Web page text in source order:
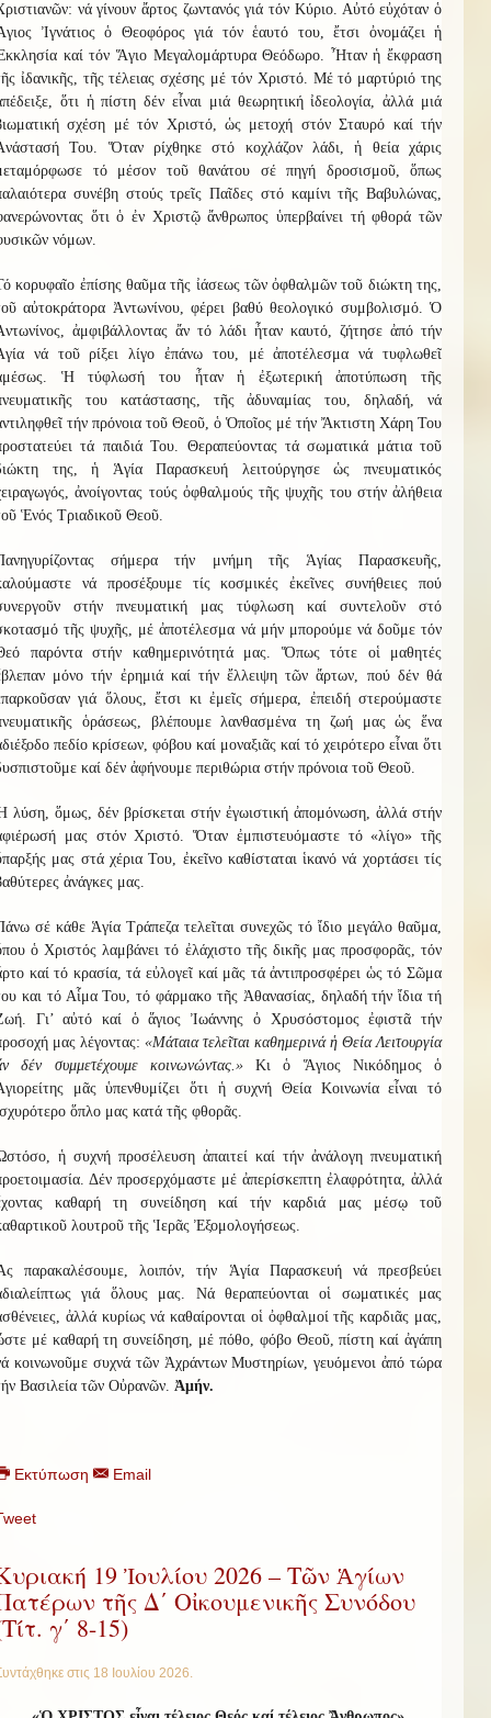
νά γίνουν ἄρτος ζωντανός γιά τόν Κύριο. Αὐτό εὐχόταν ὁ
Ἰγνάτιος ὁ Θεοφόρος γιά τόν ἑαυτό του, ἔτσι ὀνομάζει ἡ
καί τόν Ἅγιο Μεγαλομάρτυρα Θεόδωρο. Ἦταν ἡ ἔκφραση
ἰδανικῆς, τῆς τέλειας σχέσης μέ τόν Χριστό. Μέ τό μαρτύριό της
ὅτι ἡ πίστη δέν εἶναι μιά θεωρητική ἰδεολογία, ἀλλά μιά
σχέση μέ τόν Χριστό, ὡς μετοχή στόν Σταυρό καί τήν
Του. Ὅταν ρίχθηκε στό κοχλάζον λάδι, ἡ θεία χάρις
τό μέσον τοῦ θανάτου σέ πηγή δροσισμοῦ, ὅπως
συνέβη στούς τρεῖς Παῖδες στό καμίνι τῆς Βαβυλώνας,
ὅτι ὁ ἐν Χριστῷ ἄνθρωπος ὑπερβαίνει τή φθορά τῶν
νόμων.
κορυφαῖο ἐπίσης θαῦμα τῆς ἰάσεως τῶν ὀφθαλμῶν τοῦ διώκτη της,
αὐτοκράτορα Ἀντωνίνου, φέρει βαθύ θεολογικό συμβολισμό. Ὁ
ἀμφιβάλλοντας ἄν τό λάδι ἦταν καυτό, ζήτησε ἀπό τήν
νά τοῦ ρίξει λίγο ἐπάνω του, μέ ἀποτέλεσμα νά τυφλωθεῖ
Ἡ τύφλωσή του ἦταν ἡ ἐξωτερική ἀποτύπωση τῆς
του κατάστασης, τῆς ἀδυναμίας του, δηλαδή, νά
τήν πρόνοια τοῦ Θεοῦ, ὁ Ὁποῖος μέ τήν Ἄκτιστη Χάρη Του
τά παιδιά Του. Θεραπεύοντας τά σωματικά μάτια τοῦ
της, ἡ Ἁγία Παρασκευή λειτούργησε ὡς πνευματικός
ἀνοίγοντας τούς ὀφθαλμούς τῆς ψυχῆς του στήν ἀλήθεια
Ἑνός Τριαδικοῦ Θεοῦ.
σήμερα τήν μνήμη τῆς Ἁγίας Παρασκευῆς,
νά προσέξουμε τίς κοσμικές ἐκεῖνες συνήθειες πού
στήν πνευματική μας τύφλωση καί συντελοῦν στό
τῆς ψυχῆς, μέ ἀποτέλεσμα νά μήν μπορούμε νά δοῦμε τόν
παρόντα στήν καθημερινότητά μας. Ὅπως τότε οἱ μαθητές
μόνο τήν ἐρημιά καί τήν ἔλλειψη τῶν ἄρτων, πού δέν θά
γιά ὅλους, ἔτσι κι ἐμεῖς σήμερα, ἐπειδή στερούμαστε
ὁράσεως, βλέπουμε λανθασμένα τη ζωή μας ὡς ἕνα
πεδίο κρίσεων, φόβου καί μοναξιᾶς καί τό χειρότερο εἶναι ὅτι
καί δέν ἀφήνουμε περιθώρια στήν πρόνοια τοῦ Θεοῦ.
λύση, ὅμως, δέν βρίσκεται στήν ἐγωιστική ἀπομόνωση, ἀλλά στήν
μας στόν Χριστό. Ὅταν ἐμπιστευόμαστε τό «λίγο» τῆς
μας στά χέρια Του, ἐκεῖνο καθίσταται ἱκανό νά χορτάσει τίς
ἀνάγκες μας.
σέ κάθε Ἁγία Τράπεζα τελεῖται συνεχῶς τό ἴδιο μεγάλο θαῦμα,
ὁ Χριστός λαμβάνει τό ἐλάχιστο τῆς δικῆς μας προσφορᾶς, τόν
καί τό κρασία, τά εὐλογεῖ καί μᾶς τά ἀντιπροσφέρει ὡς τό Σῶμα
και τό Αἷμα Του, τό φάρμακο τῆς Ἀθανασίας, δηλαδή τήν ἴδια τή
Γι’ αὐτό καί ὁ ἅγιος Ἰωάννης ὀ Χρυσόστομος ἐφιστᾶ τήν
μας λέγοντας: «Μάταια τελεῖται καθημερινά ἡ Θεία Λειτουργία
δέν συμμετέχουμε κοινωνώντας.»
Κι ὁ Ἅγιος Νικόδημος ὁ
μᾶς ὑπενθυμίζει ὅτι ἡ συχνή Θεία Κοινωνία εἶναι τό
ὅπλο μας κατά τῆς φθορᾶς.
ἡ συχνή προσέλευση ἀπαιτεί καί τήν ἀνάλογη πνευματική
Δέν προσερχόμαστε μέ ἀπερίσκεπτη ἐλαφρότητα, ἀλλά
καθαρή τη συνείδηση καί τήν καρδιά μας μέσῳ τοῦ
λουτροῦ τῆς Ἱερᾶς Ἐξομολογήσεως.
παρακαλέσουμε, λοιπόν, τήν Ἁγία Παρασκευή νά πρεσβεύει
γιά ὅλους μας. Νά θεραπεύονται οἱ σωματικές μας
ἀλλά κυρίως νά καθαίρονται οἱ ὀφθαλμοί τῆς καρδιᾶς μας,
μέ καθαρή τη συνείδηση, μέ πόθο, φόβο Θεοῦ, πίστη καί ἀγάπη
κοινωνοῦμε συχνά τῶν Ἀχράντων Μυστηρίων, γευόμενοι ἀπό τώρα
Βασιλεία τῶν Οὐρανῶν. Ἀμήν.
Εκτύπωση Email
19 Ἰουλίου 2026 – Τῶν Ἁγίων
τῆς Δ΄ Οἰκουμενικῆς Συνόδου
γ΄ 8-15)
στις 18 Ιουλίου 2026.